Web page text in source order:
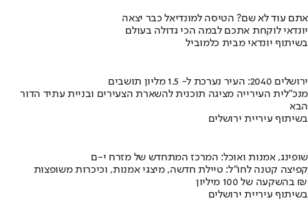
אתם עוד לא שם? הטיסה למונדיאל כבר יצאה
יונדאי לוקחת אתכם לבמה הכי גדולה בעולם
בשיתוף יונדאי מבית כלמוביל
ירושלים 2040: העיר נערכת ל- 1.5 מליון תושבים
מנכ"לית העירייה מציגה תוכנית להשארת הצעירים ובניית עתיד הדור
הבא
בשיתוף עיריית ירושלים
שופינג, אמנות ואוכל: המרכז המתחדש של מזרח י-ם
קפיצה קטנה לחו"ל: טיילת חדשה, מיצגי אמנות, וכיכרות משופצות
בהשקעה של 100 מיליון ₪
בשיתוף עיריית ירושלים